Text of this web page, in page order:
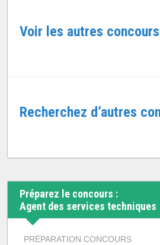
Voir les autres concours
Recherchez d’autres
Préparez le concours :
Agent des services techniques
PRÉPARATION CONCOURS